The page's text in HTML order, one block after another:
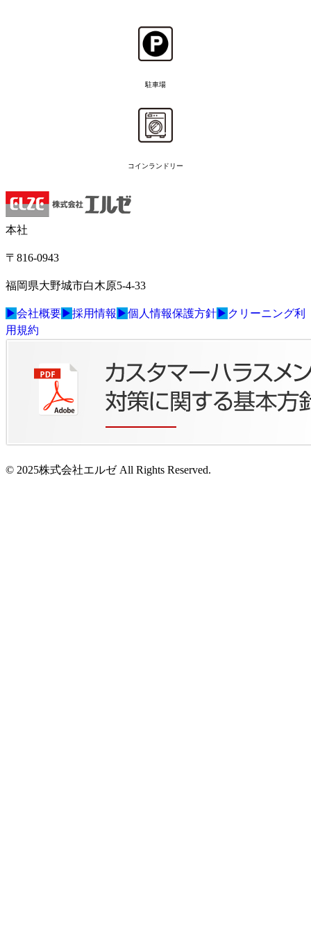
駐車場
コインランドリー
本社
〒816-0943
福岡県大野城市白木原5-4-33
▶会社概要▶採用情報 ▶個人情報保護方針▶ クリーニング利
用規約
© 2025株式会社エルゼ All Rights Reserved.